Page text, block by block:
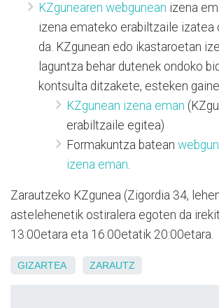
KZgunearen webgunean izena
izena emateko erabiltzaile izatea
da. KZgunean edo ikastaroetan
laguntza behar dutenek ondoko
kontsulta ditzakete, esteken
KZgunean izena eman
erabiltzaile egitea)
Formakuntza batean
izena eman.
Zarautzeko KZgunea (Zigordia 34,
astelehenetik ostiralera egoten da
13:00etara eta 16:00etatik 20:00etara.
GIZARTEA ZARAUTZ